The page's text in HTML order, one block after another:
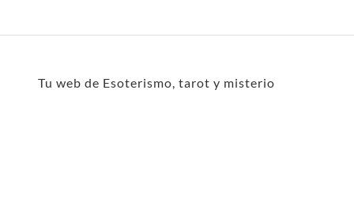
Tu web de Esoterismo, tarot y misterio